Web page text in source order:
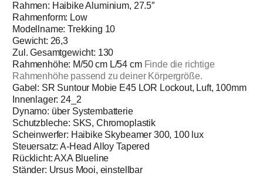
Rahmen: Haibike Aluminium, 27.5″
Rahmenform: Low
Modellname: Trekking 10
Gewicht: 26,3
Zul. Gesamtgewicht: 130
Rahmenhöhe: M/50 cm L/54 cm Finde die richtige
Rahmenhöhe passend zu deiner Körpergröße.
Gabel: SR Suntour Mobie E45 LOR Lockout, Luft, 100mm
Innenlager: 24_2
Dynamo: über Systembatterie
Schutzbleche: SKS, Chromoplastik
Scheinwerfer: Haibike Skybeamer 300, 100 lux
Steuersatz: A-Head Alloy Tapered
Rücklicht: AXA Blueline
Ständer: Ursus Mooi, einstellbar